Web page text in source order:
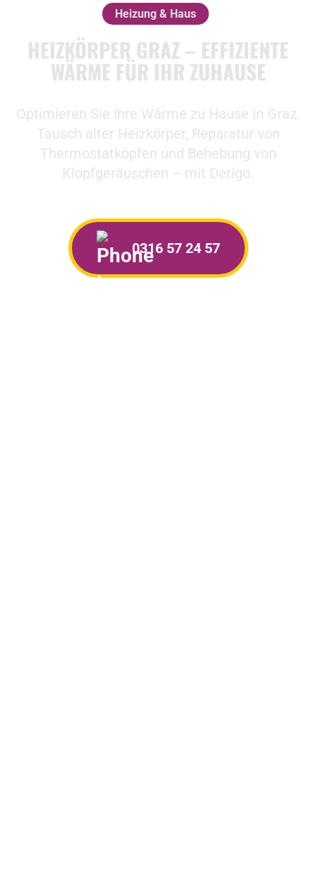
Heizung & Haus
HEIZKÖRPER GRAZ – EFFIZIENTE
WÄRME FÜR IHR ZUHAUSE
Optimieren Sie Ihre Wärme zu Hause in Graz.
Tausch alter Heizkörper, Reparatur von
Thermostatköpfen und Behebung von
Klopfgeräuschen – mit Derigo.
0316 57 24 57